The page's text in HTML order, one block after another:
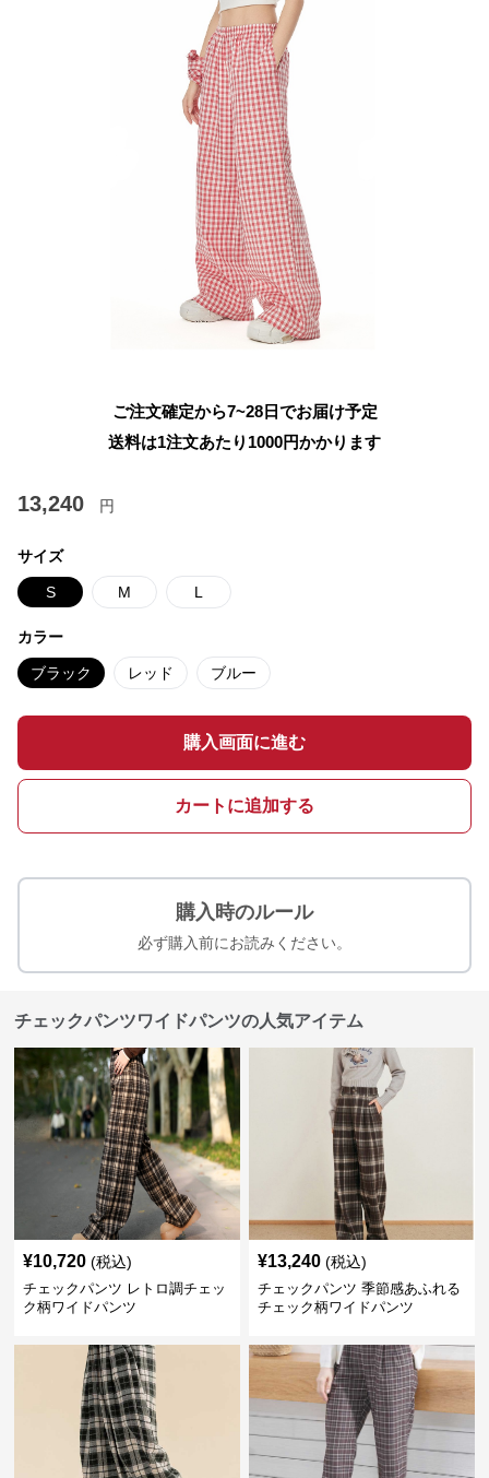
ご注文確定から7~28日でお届け予定
送料は1注文あたり 1000円かかります
13,240 円
サイズ
S M L
カラー
ブラック レッド ブルー
購入画面に進む
カートに追加する
購入時のルール
必ず購入前にお読みください。
チェックパンツワイドパンツの人気アイテム
¥10,720 (税込)
チェックパンツ レトロ調チェッ
ク柄ワイドパンツ
¥13,240 (税込)
チェックパンツ 季節感あふれる
チェック柄ワイドパンツ